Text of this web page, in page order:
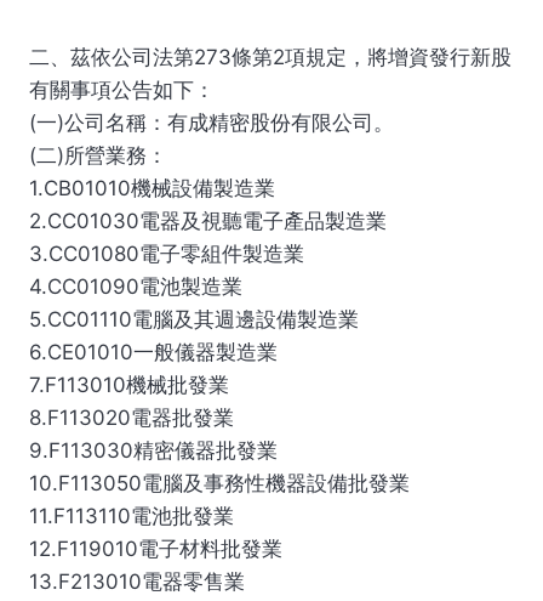
二、茲依公司法第273條第2項規定，將增資發行新股
有關事項公告如下：
(一)公司名稱：有成精密股份有限公司。
(二)所營業務：
1.CB01010機械設備製造業
2.CC01030電器及視聽電子產品製造業
3.CC01080電子零組件製造業
4.CC01090電池製造業
5.CC01110電腦及其週邊設備製造業
6.CE01010一般儀器製造業
7.F113010機械批發業
8.F113020電器批發業
9.F113030精密儀器批發業
10.F113050電腦及事務性機器設備批發業
11.F113110電池批發業
12.F119010電子材料批發業
13.F213010電器零售業